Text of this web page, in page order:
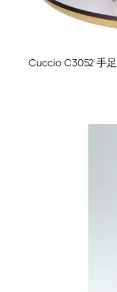
Cuccio C3052 手